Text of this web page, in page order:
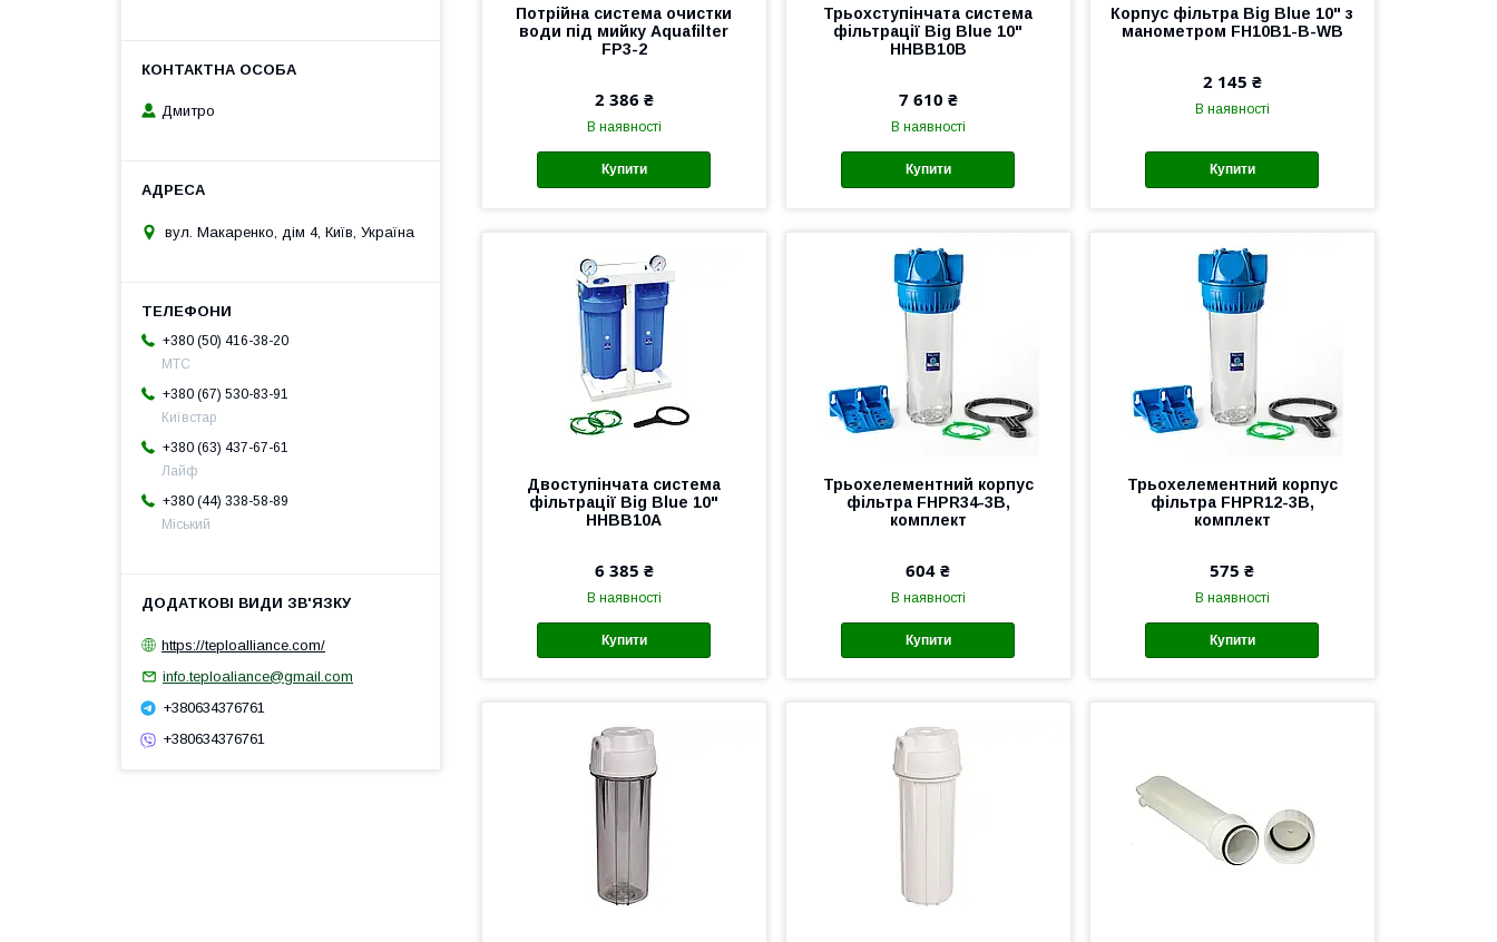
Потрійна система очистки
води під мийку Aquafilter
FP3-2
2 386 ₴
В наявності
Купити
Трьохступінчата система
фільтрації Big Blue 10"
HHBB10B
7 610 ₴
В наявності
Купити
Корпус фільтра Big Blue 10" з
манометром FH10B1-B-WB
2 145 ₴
В наявності
Купити
Двоступінчата система
фільтрації Big Blue 10"
HHBB10A
6 385 ₴
В наявності
Купити
Трьохелементний корпус
фільтра FHPR34-3B,
комплект
604 ₴
В наявності
Купити
Трьохелементний корпус
фільтра FHPR12-3B,
комплект
575 ₴
В наявності
Купити
Дмитро
вул. Макаренко, дім 4, Київ, Україна
+380 (50) 416-38-20
МТС
+380 (67) 530-83-91
Київстар
+380 (63) 437-67-61
Лайф
+380 (44) 338-58-89
Міський
https://teploalliance.com/
info.teploaliance@gmail.com
+380634376761
+380634376761